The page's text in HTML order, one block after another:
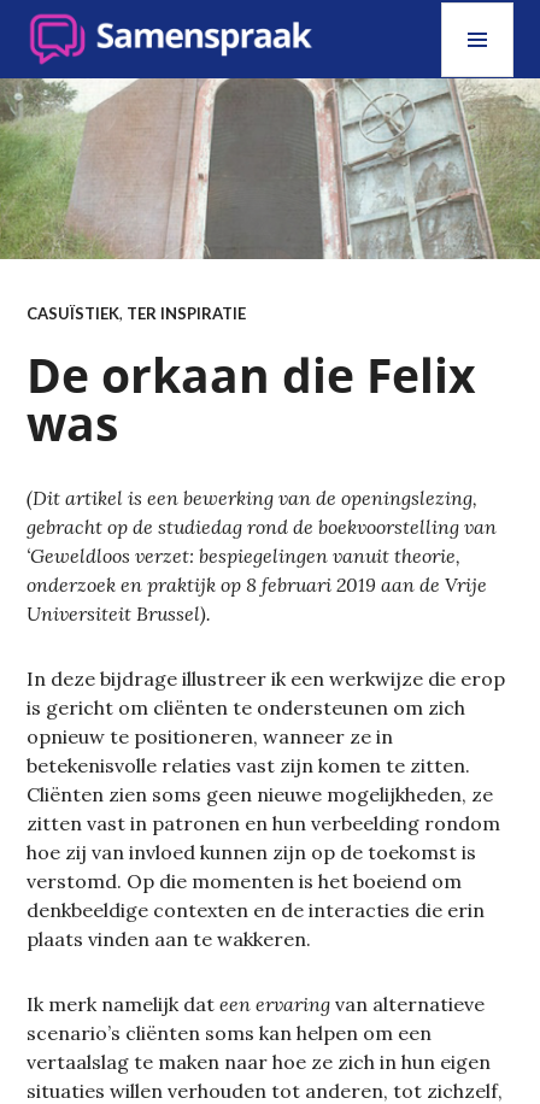
Skip
content
SAMENSPRAAK
CASUÏSTIEK, TER INSPIRATIE
De orkaan die Felix
was
(Dit artikel is een bewerking van de openingslezing,
gebracht op de studiedag rond de boekvoorstelling van
‘Geweldloos verzet: bespiegelingen vanuit theorie,
onderzoek en praktijk op 8 februari 2019 aan de Vrije
Universiteit Brussel).
In deze bijdrage illustreer ik een werkwijze die erop
is gericht om cliënten te ondersteunen om zich
opnieuw te positioneren, wanneer ze in
betekenisvolle relaties vast zijn komen te zitten.
Cliënten zien soms geen nieuwe mogelijkheden, ze
zitten vast in patronen en hun verbeelding rondom
hoe zij van invloed kunnen zijn op de toekomst is
verstomd. Op die momenten is het boeiend om
denkbeeldige contexten en de interacties die erin
plaats vinden aan te wakkeren.
Ik merk namelijk dateen ervaring van alternatieve
scenario’s cliënten soms kan helpen om een
vertaalslag te maken naar hoe ze zich in hun eigen
situaties willen verhouden tot anderen, tot zichzelf,